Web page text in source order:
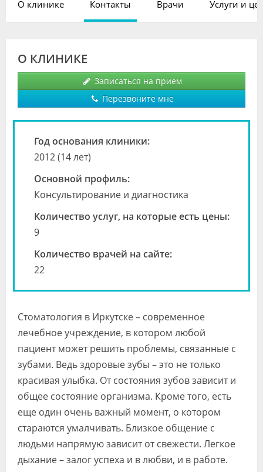
Видео
Клиники
Галерея
Лаборатории
О клинике Контакты Врачи Услуги и
О КЛИНИКЕ
Записаться на прием
Перезвоните мне
Год основания клиники:
2012 (14 лет)
Основной профиль:
Консультирование и диагностика
Количество услуг, на которые есть цены:
9
Количество врачей на сайте:
22
Стоматология в Иркутске – современное
лечебное учреждение, в котором любой
пациент может решить проблемы, связанные с
зубами. Ведь здоровые зубы – это не только
красивая улыбка. От состояния зубов зависит и
общее состояние организма. Кроме того, есть
еще один очень важный момент, о котором
стараются умалчивать. Близкое общение с
людьми напрямую зависит от свежести. Легкое
дыхание – залог успеха и в любви, и в работе.